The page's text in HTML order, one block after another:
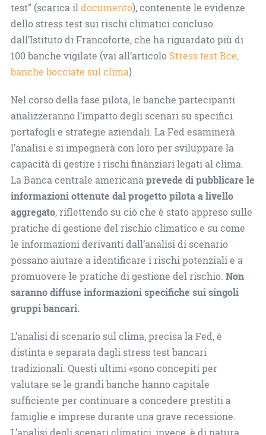
test” (scarica ildocumento), contenente le evidenze
dello stress test sui rischi climatici concluso
dall’Istituto di Francoforte, che ha riguardato più di
100 banche vigilate (vai all’articolo Stress test Bce,
banche bocciate sul clima)
Nel corso della fase pilota, le banche partecipanti
analizzeranno l’impatto degli scenari su specifici
portafogli e strategie aziendali. La Fed esaminerà
l’analisi e si impegnerà con loro per sviluppare la
capacità di gestire i rischi finanziari legati al clima.
La Banca centrale americanaprevede di pubblicare le
informazioni ottenute dal progetto pilota a livello
aggregato, riflettendo su ciò che è stato appreso sulle
pratiche di gestione del rischio climatico e su come
le informazioni derivanti dall’analisi di scenario
possano aiutare a identificare i rischi potenziali e a
promuovere le pratiche di gestione del rischio. Non
saranno diffuse informazioni specifiche sui singoli
gruppi bancari.
L’analisi di scenario sul clima, precisa la Fed, è
distinta e separata dagli stress test bancari
tradizionali. Questi ultimi «sono concepiti per
valutare se le grandi banche hanno capitale
sufficiente per continuare a concedere prestiti a
famiglie e imprese durante una grave recessione.